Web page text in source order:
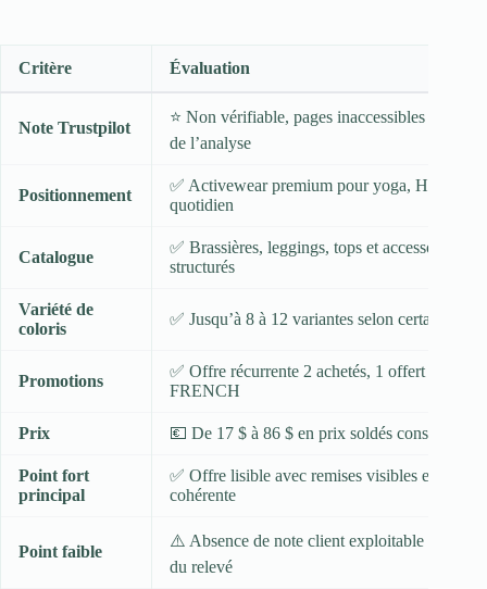
Critère Évaluation
Note Trustpilot
⭐ Non vérifiable, pages inaccessibles au
de l’analyse
Positionnement
✅ Activewear premium pour yoga, HIIT et
quotidien
Catalogue
✅ Brassières, leggings, tops et accessoires
structurés
Variété de
coloris
✅ Jusqu’à 8 à 12 variantes selon certains
Promotions
✅ Offre récurrente 2 achetés, 1 offert avec
FRENCH
Prix 💶 De 17 $ à 86 $ en prix soldés constatés
Point fort
principal
✅ Offre lisible avec remises visibles et gamme
cohérente
Point faible
⚠️ Absence de note client exploitable au
du relevé